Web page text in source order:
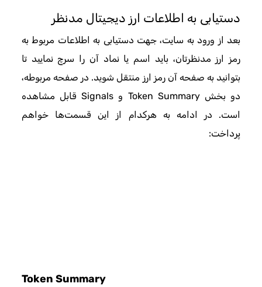
دستیابی به اطلاعات ارز دیجیتال مدنظر
بعد از ورود به سایت، جهت دستیابی به اطلاعات مربوط به
رمز ارز مدنظرتان، باید اسم یا نماد آن را سرچ نمایید تا
بتوانید به صفحه آن رمز ارز منتقل شوید. در صفحه مربوطه،
دو بخش Token Summary و Signals قابل مشاهده
است. در ادامه به هرکدام از این قسمت‌ها خواهم
پرداخت:
Token Summary